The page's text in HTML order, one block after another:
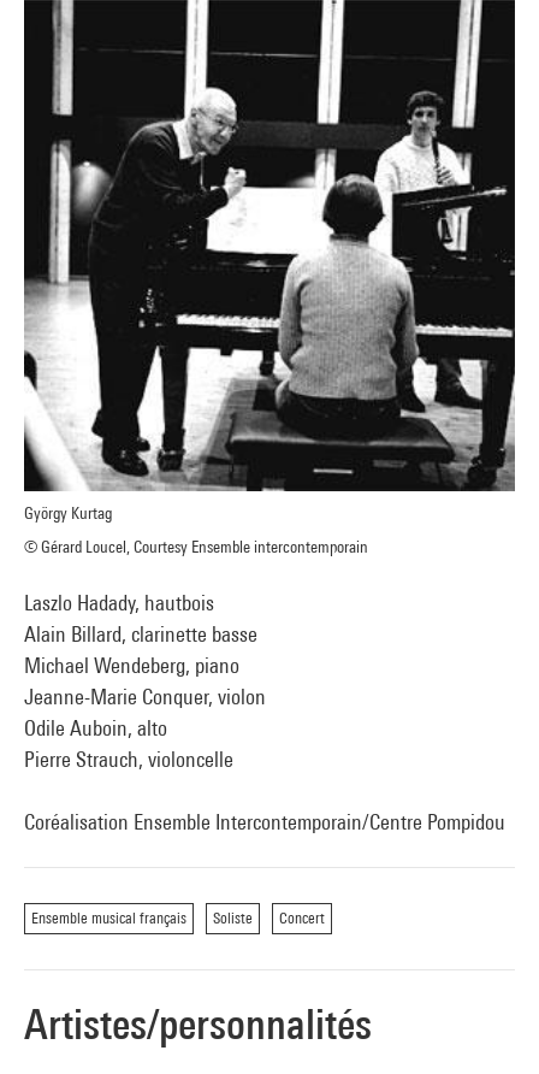
György Kurtag
© Gérard Loucel, Courtesy Ensemble intercontemporain
Laszlo Hadady, hautbois
Alain Billard, clarinette basse
Michael Wendeberg, piano
Jeanne-Marie Conquer, violon
Odile Auboin, alto
Pierre Strauch, violoncelle
Coréalisation Ensemble Intercontemporain/Centre Pompidou
Ensemble musical français Soliste Concert
Artistes/personnalités